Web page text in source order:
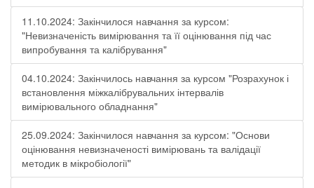
11.10.2024: Закінчилося навчання за курсом:
"Невизначеність вимірювання та її оцінювання під час
випробування та калібрування"
04.10.2024: Закінчилось навчання за курсом "Розрахунок і
встановлення міжкалібрувальних інтервалів
вимірювального обладнання"
25.09.2024: Закінчилося навчання за курсом: "Основи
оцінювання невизначеності вимірювань та валідації
методик в мікробіології"